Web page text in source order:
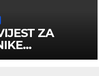
ZA
U I